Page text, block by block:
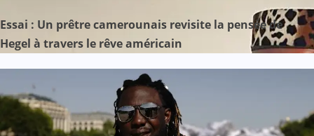
Essai : Un prêtre camerounais revisite la pensée de
Hegel à travers le rêve américain